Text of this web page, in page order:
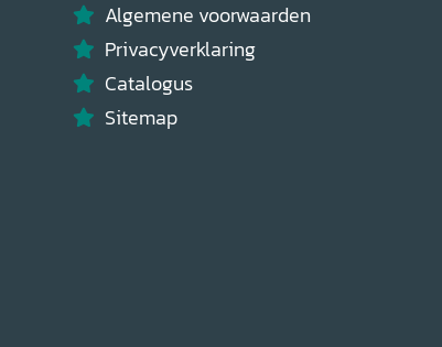
Algemene voorwaarden
Privacyverklaring
Catalogus
Sitemap